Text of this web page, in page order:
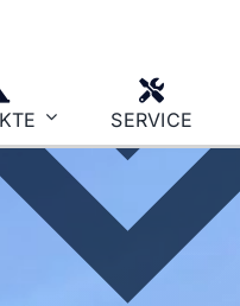
Planengestell
Https://www.mh-
D.de/giropay-
Betrugstest
SERVICE